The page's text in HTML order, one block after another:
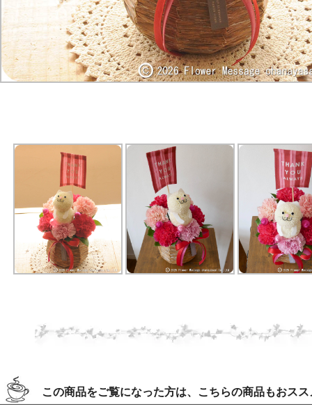
この商品をご覧になった方は、こちらの商品もおスス